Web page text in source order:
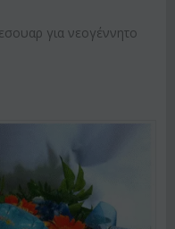
για νεογέννητο